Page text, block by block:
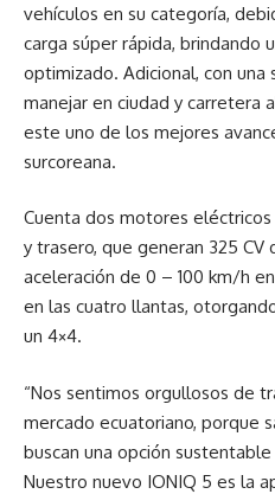
vehículos en su categoría,
carga súper rápida, brindando
optimizado. Adicional, con una
manejar en ciudad y carretera
este uno de los mejores
surcoreana.
Cuenta dos motores
y trasero, que generan 325
aceleración de 0 – 100 km/h
en las cuatro llantas,
un 4×4.
“Nos sentimos orgullosos de
mercado ecuatoriano, porque
buscan una opción
Nuestro nuevo IONIQ 5 es la